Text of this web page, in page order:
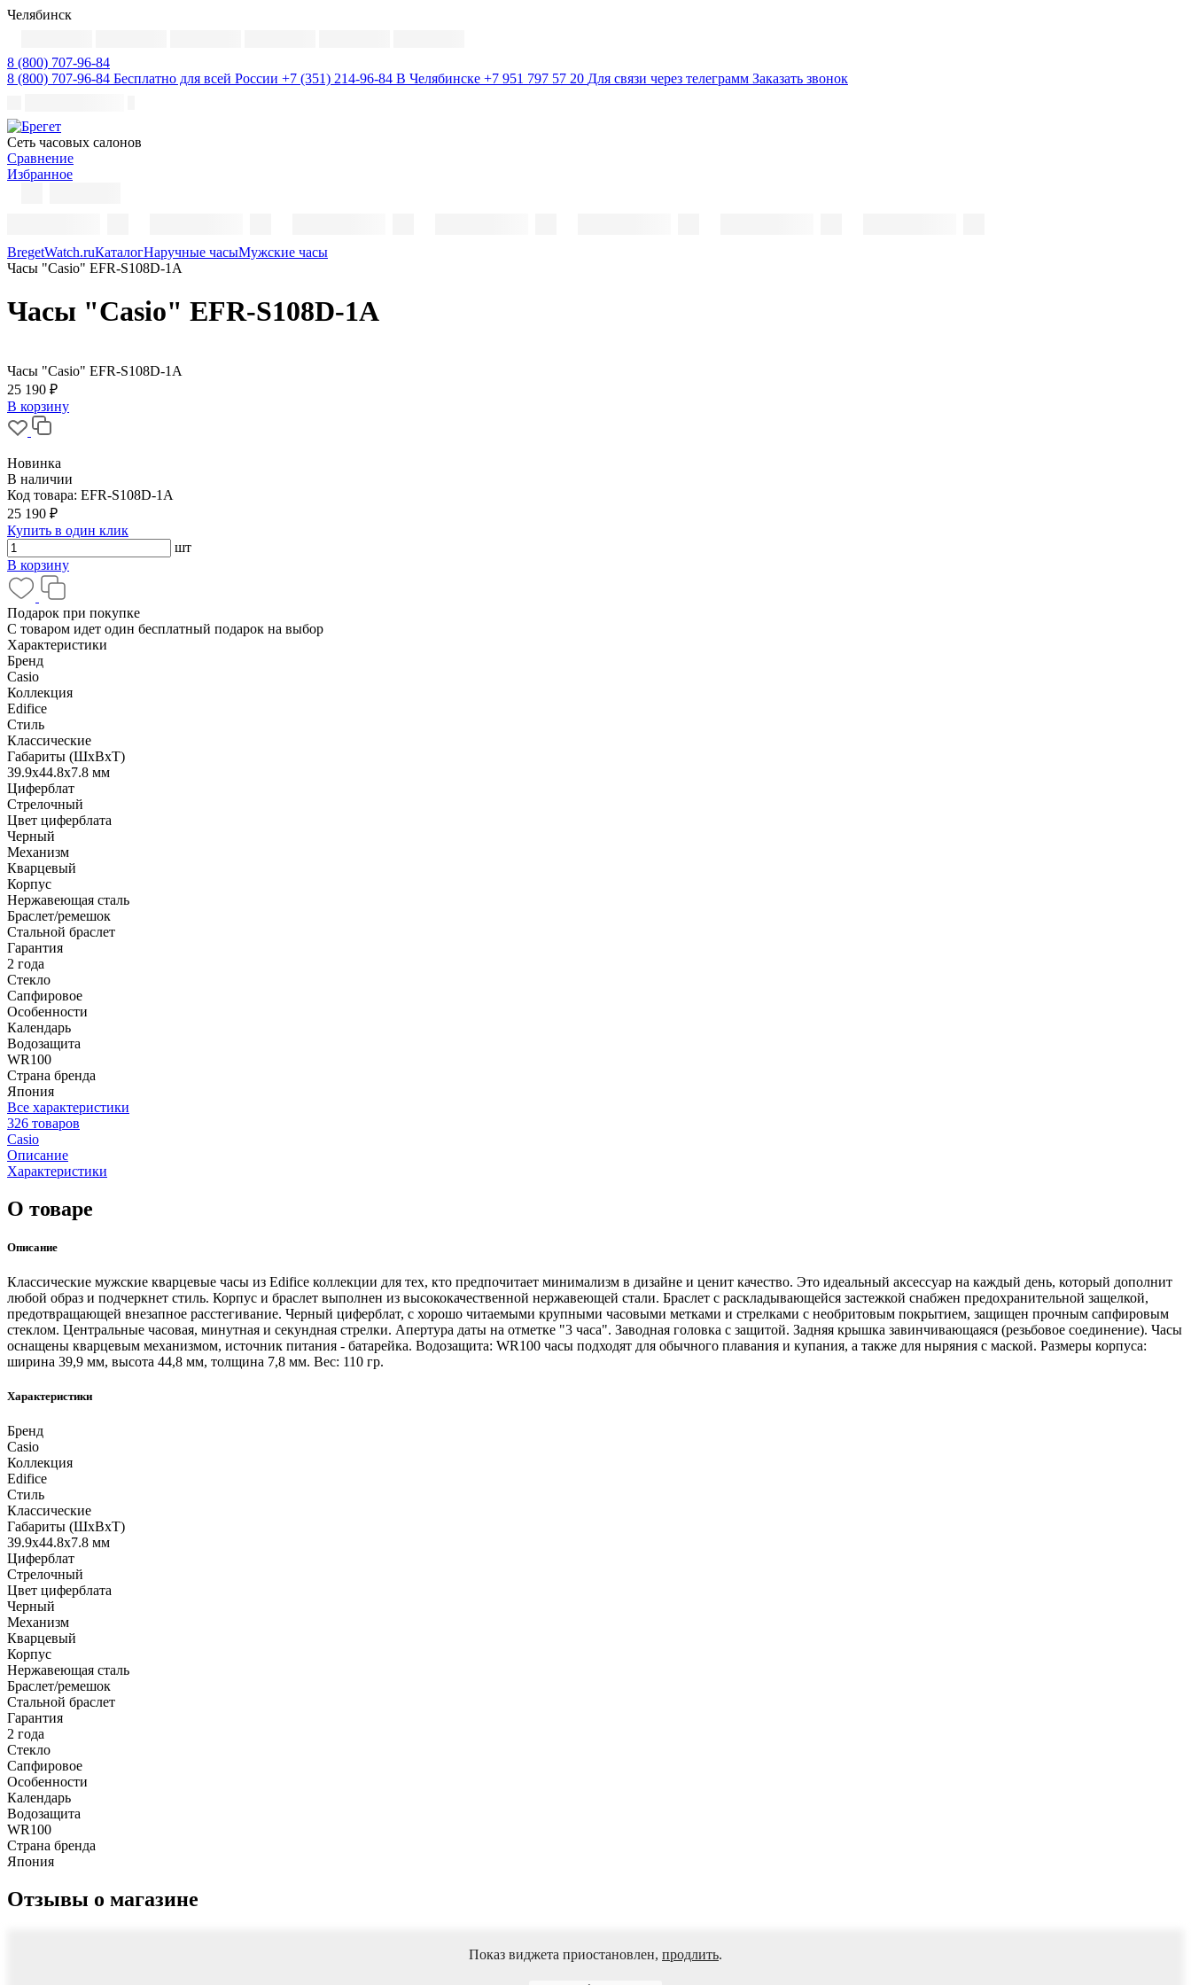
Челябинск
8 (800) 707-96-84
8 (800) 707-96-84 Бесплатно для всей России +7 (351) 214-96-84 В Челябинске +7 951 797 57 20 Для связи через телеграмм Заказать звонок
Cеть часовых салонов
Сравнение
Избранное
BregetWatch.ruКаталогНаручные часыМужские часы
Часы "Casio" EFR-S108D-1A
Часы "Casio" EFR-S108D-1A
Часы "Casio" EFR-S108D-1A
25 190 ₽
В корзину
Новинка
В наличии
Код товара: EFR-S108D-1A
25 190 ₽
Купить в один клик
шт
В корзину
Подарок при покупке
С товаром идет один бесплатный подарок на выбор
Характеристики
Бренд
Casio
Коллекция
Edifice
Стиль
Классические
Габариты (ШхВхТ)
39.9x44.8x7.8 мм
Циферблат
Стрелочный
Цвет циферблата
Черный
Механизм
Кварцевый
Корпус
Нержавеющая сталь
Браслет/ремешок
Стальной браслет
Гарантия
2 года
Стекло
Сапфировое
Особенности
Календарь
Водозащита
WR100
Страна бренда
Япония
Все характеристики
326 товаров
Casio
Описание
Характеристики
О товаре
Описание
Классические мужские кварцевые часы из Edifice коллекции для тех, кто предпочитает минимализм в дизайне и ценит качество. Это идеальный аксессуар на каждый день, который дополнит
любой образ и подчеркнет стиль. Корпус и браслет выполнен из высококачественной нержавеющей стали. Браслет с раскладывающейся застежкой снабжен предохранительной защелкой,
предотвращающей внезапное расстегивание. Черный циферблат, с хорошо читаемыми крупными часовыми метками и стрелками с необритовым покрытием, защищен прочным сапфировым
стеклом. Центральные часовая, минутная и секундная стрелки. Апертура даты на отметке "3 часа". Заводная головка с защитой. Задняя крышка завинчивающаяся (резьбовое соединение). Часы
оснащены кварцевым механизмом, источник питания - батарейка. Водозащита: WR100 часы подходят для обычного плавания и купания, а также для ныряния с маской. Размеры корпуса:
ширина 39,9 мм, высота 44,8 мм, толщина 7,8 мм. Вес: 110 гр.
Характеристики
Бренд
Casio
Коллекция
Edifice
Стиль
Классические
Габариты (ШхВхТ)
39.9x44.8x7.8 мм
Циферблат
Стрелочный
Цвет циферблата
Черный
Механизм
Кварцевый
Корпус
Нержавеющая сталь
Браслет/ремешок
Стальной браслет
Гарантия
2 года
Стекло
Сапфировое
Особенности
Календарь
Водозащита
WR100
Страна бренда
Япония
Отзывы о магазине
Показ виджета приостановлен, продлить.